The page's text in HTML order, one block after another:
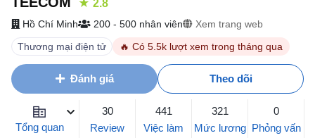
★ 2.8
Hồ Chí Minh 200 - 500 nhân viên
Xem trang web
Thương mại điện tử
🔥 Có 5.5k lượt xem trong tháng qua
Đánh giá Theo dõi
Tổng quan
30
Review
441
Việc làm
321
Mức lương
0
Phỏng vấn